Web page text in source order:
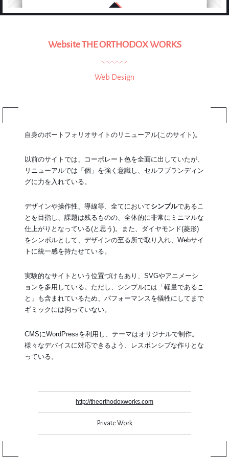
Website THE ORTHODOX WORKS
Web Design
自身のポートフォリオサイトのリニューアル(このサイト)。
以前のサイトでは、コーポレート色を全面に出していたが、
リニューアルでは「個」を強く意識し、セルフブランディン
グに力を入れている。
デザインや操作性、導線等、全てにおいてシンプルであるこ
とを目指し、課題は残るものの、全体的に非常にミニマルな
仕上がりとなっている(と思う)。また、ダイヤモンド(菱形)
をシンボルとして、デザインの至る所で取り入れ、Webサイ
トに統一感を持たせている。
実験的なサイトという位置づけもあり、SVGやアニメーシ
ョンを多用している。ただし、シンプルには「軽量であるこ
と」も含まれているため、パフォーマンスを犠牲にしてまで
ギミックには拘っていない。
CMSにWordPressを利用し、テーマはオリジナルで制作。
様々なデバイスに対応できるよう、レスポンシブな作りとな
っている。
http://theorthodoxworks.com
Private Work